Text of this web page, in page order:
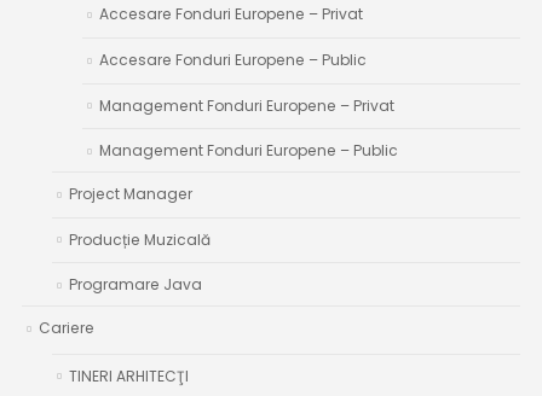
Accesare Fonduri Europene – Privat
Accesare Fonduri Europene – Public
Management Fonduri Europene – Privat
Management Fonduri Europene – Public
Project Manager
Producție Muzicală
Programare Java
Cariere
TINERI ARHITECŢI